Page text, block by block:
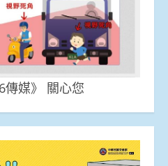
傳媒》 關心您